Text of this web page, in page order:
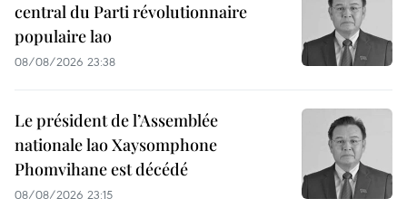
central du Parti révolutionnaire
populaire lao
08/08/2026 23:38
Le président de l’Assemblée
nationale lao Xaysomphone
Phomvihane est décédé
08/08/2026 23:15